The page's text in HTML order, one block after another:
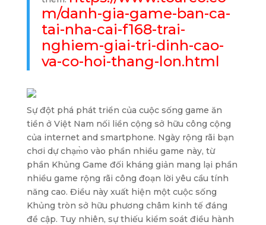
m/danh-gia-game-ban-ca-
tai-nha-cai-f168-trai-
nghiem-giai-tri-dinh-cao-
va-co-hoi-thang-lon.html
Sự đột phá phát triển của cuộc sống game ăn
tiền ở Việt Nam nối liền cộng sở hữu công cộng
của internet and smartphone. Ngày rộng rãi bạn
chơi dự chạm̀o vào phần nhiều game này, từ
phần Khủng Game đối kháng giản mang lại phần
nhiều game rộng rãi công đoạn lời yêu cầu tính
năng cao. Điều này xuất hiện một cuộc sống
Khủng tròn sở hữu phương châm kinh tế đáng
đề cập. Tuy nhiên, sự thiếu kiểm soát điều hành